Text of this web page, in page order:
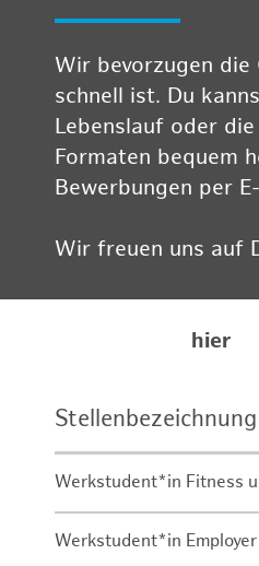
Wir bevorzugen die
schnell ist. Du
Lebenslauf oder
Formaten bequem
Bewerbungen per
Wir freuen uns auf
hier
Stellenbezeichnung
Werkstudent*in Fitness
Werkstudent*in